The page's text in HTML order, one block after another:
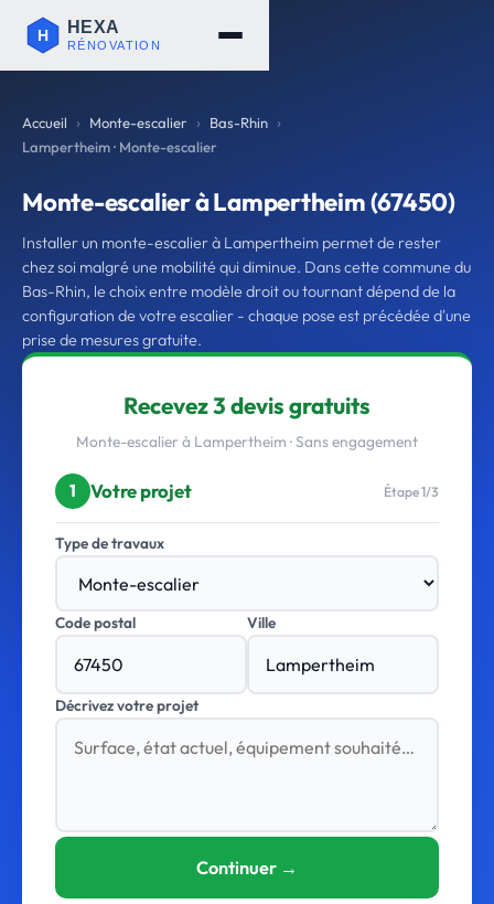
Accueil Monte-escalier
Bas-Rhin
Lampertheim · Monte-escalier
Monte-escalier à Lampertheim (67450)
Installer un monte-escalier à Lampertheim permet de rester
chez soi malgré une mobilité qui diminue. Dans cette commune du
Bas-Rhin, le choix entre modèle droit ou tournant dépend de la
configuration de votre escalier - chaque pose est précédée d'une
prise de mesures gratuite.
Recevez 3 devis gratuits
Monte-escalier à Lampertheim · Sans engagement
1 Votre projet Étape 1/3
Type de travaux
Code postal Ville
Décrivez votre projet
Continuer →